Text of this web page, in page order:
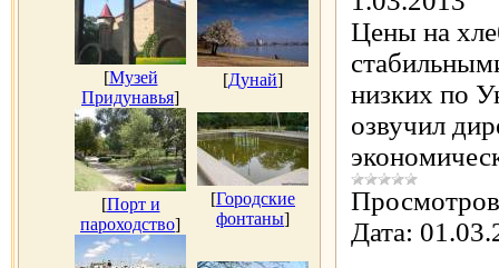
[Музей
Придунавья]
[Дунай]
[Порт и
пароходство]
[Городские
фонтаны]
Цены на
низких по
озвучил
Дата: